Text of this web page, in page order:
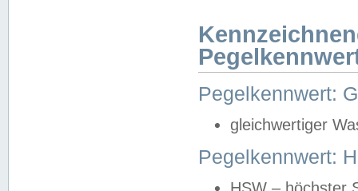
Pegelkennwert:
gleichwertiger
Pegelkennwert: